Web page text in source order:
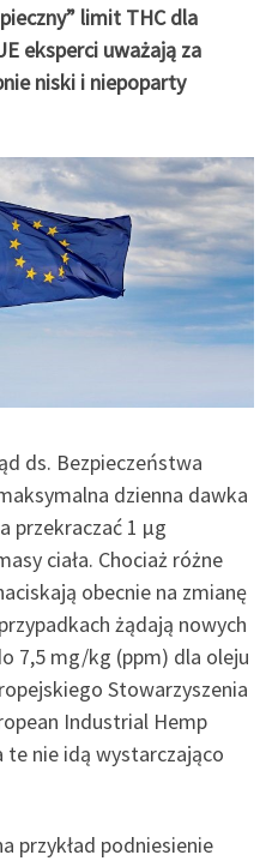
limit THC dla
eksperci uważają za
niski i niepoparty
ds. Bezpieczeństwa
dzienna dawka
przekraczać 1 μg
ciała. Chociaż różne
obecnie na zmianę
żądają nowych
7,5 mg/kg (ppm) dla oleju
Stowarzyszenia
Industrial Hemp
te nie idą wystarczająco
przykład podniesienie